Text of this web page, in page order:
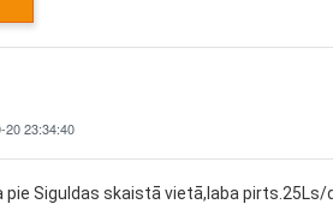
20 23:34:40
pie Siguldas skaistā vietā,laba pirts.25Ls/